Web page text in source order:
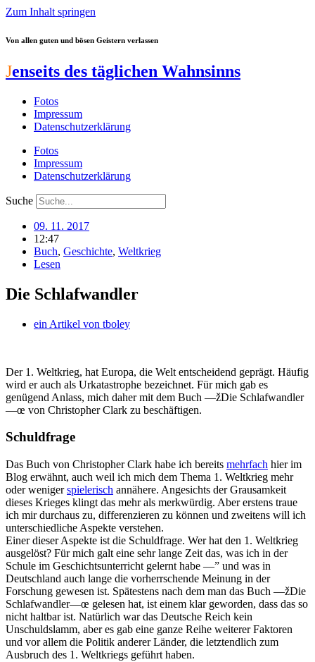
Zum Inhalt springen
Von allen guten und bösen Geistern verlassen
Jenseits des täglichen Wahnsinns
Fotos
Impressum
Datenschutzerklärung
Fotos
Impressum
Datenschutzerklärung
Suche
09. 11. 2017
12:47
Buch, Geschichte, Weltkrieg
Lesen
Die Schlafwandler
ein Artikel von tboley
Der 1. Weltkrieg, hat Europa, die Welt entscheidend geprägt. Häufig
wird er auch als Urkatastrophe bezeichnet. Für mich gab es
genügend Anlass, mich daher mit dem Buch —žDie Schlafwandler
—œ von Christopher Clark zu beschäftigen.
Schuldfrage
Das Buch von Christopher Clark habe ich bereits mehrfach hier im
Blog erwähnt, auch weil ich mich dem Thema 1. Weltkrieg mehr
oder wenigerspielerisch annähere. Angesichts der Grausamkeit
dieses Krieges klingt das mehr als merkwürdig. Aber erstens traue
ich mir durchaus zu, differenzieren zu können und zweitens will ich
unterschiedliche Aspekte verstehen.
Einer dieser Aspekte ist die Schuldfrage. Wer hat den 1. Weltkrieg
ausgelöst? Für mich galt eine sehr lange Zeit das, was ich in der
Schule im Geschichtsunterricht gelernt habe —” und was in
Deutschland auch lange die vorherrschende Meinung in der
Forschung gewesen ist. Spätestens nach dem man das Buch —žDie
Schlafwandler—œ gelesen hat, ist einem klar geworden, dass das so
nicht haltbar ist. Natürlich war das Deutsche Reich kein
Unschuldslamm, aber es gab eine ganze Reihe weiterer Faktoren
und vor allem die Politik anderer Länder, die letztendlich zum
Ausbruch des 1. Weltkriegs geführt haben.